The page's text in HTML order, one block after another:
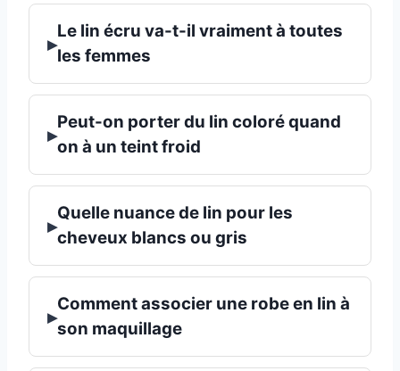
▸
Le lin écru va-t-il vraiment à toutes
les femmes
▸
Peut-on porter du lin coloré quand
on à un teint froid
▸
Quelle nuance de lin pour les
cheveux blancs ou gris
▸
Comment associer une robe en lin à
son maquillage